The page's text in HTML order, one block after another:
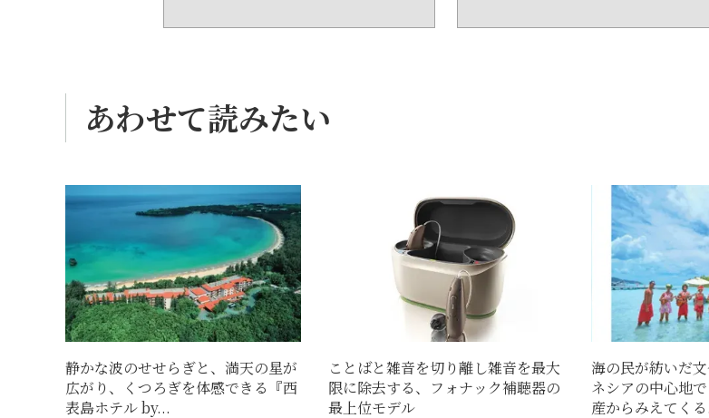
あわせて読みたい
静かな波のせせらぎと、満天の星が
広がり、くつろぎを体感できる『西
表島ホテル by...
ことばと雑音を切り離し雑音を最大
限に除去する、フォナック補聴器の
最上位モデル
海の民が紡いだ
ネシアの中心地
産からみえてく